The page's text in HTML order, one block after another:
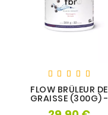
FLOW BRÛLEUR DE
GRAISSE (300G) -
NUTRIVERSUM